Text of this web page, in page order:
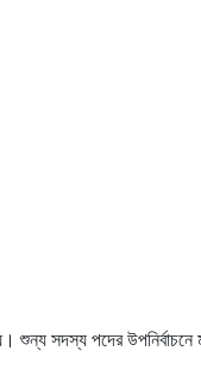
শুন্য সদস্য পদের